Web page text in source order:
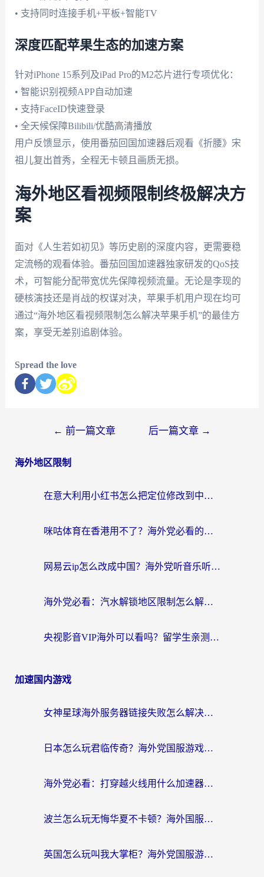
• 支持同时连接手机+平板+智能TV
深度匹配苹果生态的加速方案
针对iPhone 15系列及iPad Pro的M2芯片进行专项优化：
• 智能识别视频APP自动加速
• 支持FaceID快速登录
• 全天候保障Bilibili/优酷高清播放
用户反馈显示，使用番茄回国加速器后观看《折腰》宋
祖儿复出首秀，全程无卡顿且画质无损。
海外地区看视频限制终极解决方
案
面对《人生若如初见》等历史剧的深度内容，更需要稳
定流畅的观看体验。番茄回国加速器独家研发的QoS技
术，可智能分配带宽优先保障视频流量。无论是李现的
硬核演技还是肖战的权谋对决，苹果手机用户现在均可
通过“海外地区看视频限制怎么解决苹果手机”的最佳方
案，享受无差别追剧体验。
Spread the love
← 前一篇文章 后一篇文章 →
海外地区限制
在意大利用小红书怎么把定位修改到中国国内？3个实用技巧+1个靠谱工具帮你搞定
咪咕体育在香港用不了？海外党必看的回国加速器选择指南（附3个真实场景解决方案）
网易云ip怎么改成中国？海外党听音乐听书的无痛解决方案
海外党必看：汽水解锁地区限制怎么解除？3招解决国内影音&生活服务难题
央视影音VIP海外可以看吗？留学生亲测有效的回国加速器选择指南
加速国内游戏
女神星球海外服务器链接失败怎么解决？海外党国服游戏加速避坑指南
日本怎么玩君临传奇？海外党国服游戏加速避坑指南（附菲律宾欧洲玩家实测）
海外党必看：打穿越火线用什么加速器？解决延迟卡顿，还能玩奇妙拼图世界和第五人格
波兰怎么玩无悔华夏不卡顿？海外国服游戏加速器终极指南（附征途2萤火突击解决方案）
英国怎么玩叫我大掌柜？海外党国服游戏加速避坑指南（附实测推荐）